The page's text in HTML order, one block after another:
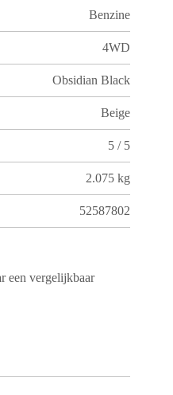
Benzine
4WD
Obsidian Black
Beige
5 / 5
2.075 kg
52587802
een vergelijkbaar